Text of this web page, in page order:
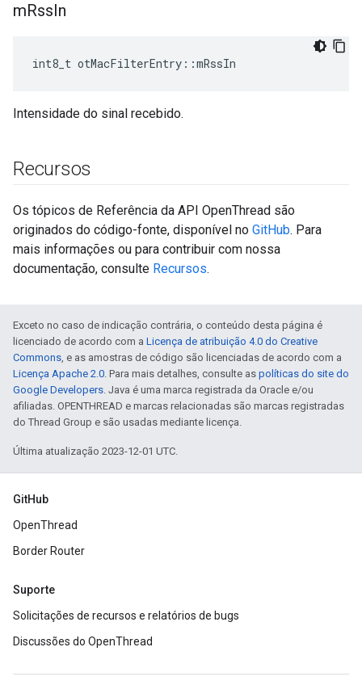
mRssIn
int8_t otMacFilterEntry ::mRssIn
Intensidade do sinal recebido.
Recursos
Os tópicos de Referência da API OpenThread são
originados do código-fonte, disponível no GitHub. Para
mais informações ou para contribuir com nossa
documentação, consulte Recursos.
Exceto no caso de indicação contrária, o conteúdo desta página é
licenciado de acordo com a Licença de atribuição 4.0 do Creative
Commons, e as amostras de código são licenciadas de acordo com a
Licença Apache 2.0. Para mais detalhes, consulte as políticas do site do
Google Developers. Java é uma marca registrada da Oracle e/ou
afiliadas. OPENTHREAD e marcas relacionadas são marcas registradas
do Thread Group e são usadas mediante licença.
Última atualização 2023-12-01 UTC.
GitHub
OpenThread
Border Router
Suporte
Solicitações de recursos e relatórios de bugs
Discussões do OpenThread